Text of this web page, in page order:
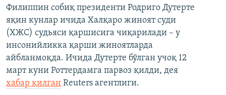
Филиппин собиқ президенти Родриго Дутерте
яқин кунлар ичида Халқаро жиноят суди
(ХЖС) судьяси қаршисига чиқарилади – у
инсонийликка қарши жиноятларда
айбланмоқда. Ичида Дутерте бўлган учоқ 12
март куни Роттердамга парвоз қилди, дея
хабар қилган Reuters агентлиги.